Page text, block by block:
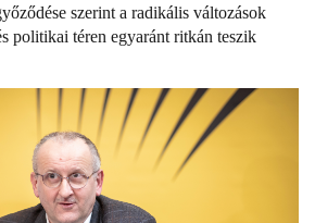
szerint a radikális változások
politikai téren egyaránt ritkán teszik